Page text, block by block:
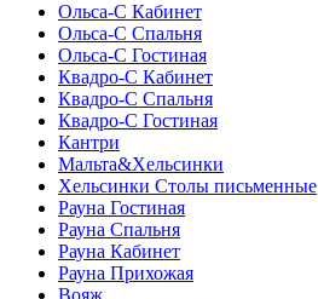
Ольса-С Кабинет
Ольса-С Спальня
Ольса-С Гостиная
Квадро-С Кабинет
Квадро-С Спальня
Квадро-С Гостиная
Кантри
Мальта&Хельсинки
Хельсинки Столы письменные
Рауна Гостиная
Рауна Спальня
Рауна Кабинет
Рауна Прихожая
Вояж